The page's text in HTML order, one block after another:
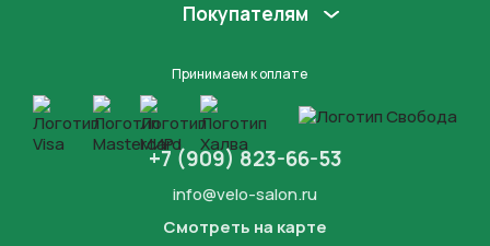
Покупателям
Принимаем к оплате
+7 (909) 823-66-53
info@velo-salon.ru
Смотреть на карте